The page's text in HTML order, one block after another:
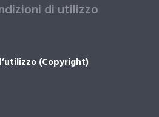
di utilizzo
(Copyright)